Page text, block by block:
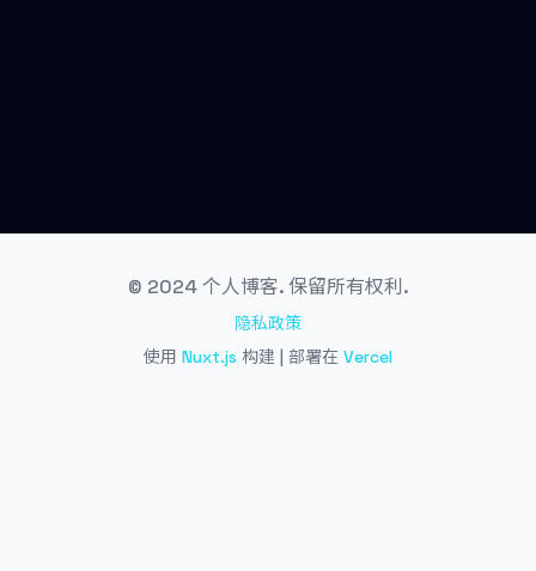
© 2024 个人博客. 保留所有权利.
隐私政策
使用 Nuxt.js 构建 | 部署在 Vercel